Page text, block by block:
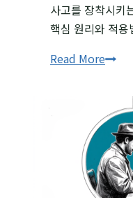
사고를 장착시키
핵심 원리와 적
Read MoreTree
완벽
분석
‘생각’
심는
법